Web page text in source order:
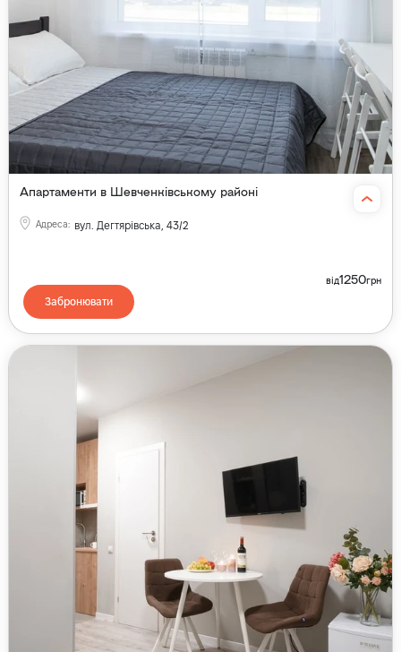
Апартаменти в Шевченківському районі
Адреса: вул. Дегтярівська, 43/2
від1250грн
Забронювати